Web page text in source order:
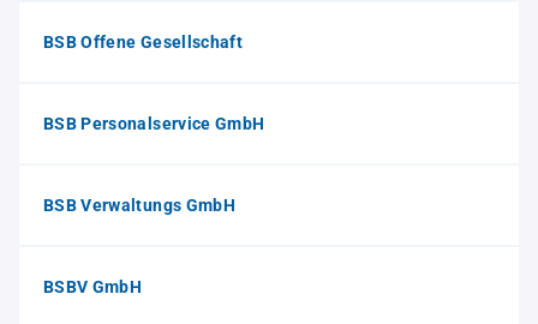
BSB Offene Gesellschaft
BSB Personalservice GmbH
BSB Verwaltungs GmbH
BSBV GmbH